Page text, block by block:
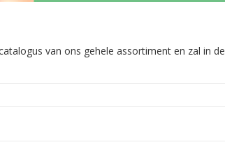
van ons gehele assortiment en zal in de